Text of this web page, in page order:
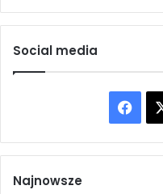
K
n
d
r
b
y
w
t
z
e
Social media
a
Najnowsze